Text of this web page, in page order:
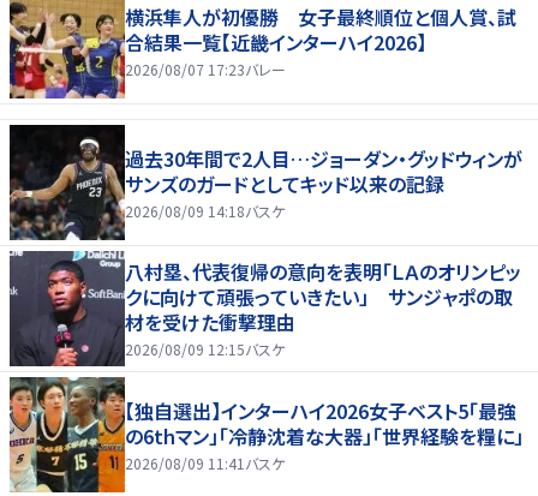
横浜隼人が初優勝 女子最終順位と個人賞、試
合結果一覧【近畿インターハイ2026】
2026/08/07 17:23バレー
過去30年間で2人目…ジョーダン・グッドウィンが
サンズのガードとしてキッド以来の記録
2026/08/09 14:18バスケ
八村塁、代表復帰の意向を表明「ＬＡのオリンピッ
クに向けて頑張っていきたい」 サンジャポの取
材を受けた衝撃理由
2026/08/09 12:15バスケ
【独自選出】インターハイ2026女子ベスト5「最強
の6thマン」「冷静沈着な大器」「世界経験を糧に」
2026/08/09 11:41 バスケ